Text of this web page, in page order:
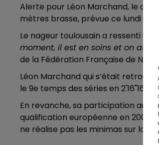
Alerte pour Léon Marchand, le
mètres brasse, prévue ce lundi soir,
Le nageur toulousain a ressenti
moment, il est en soins et on
de la Fédération Française de
Léon Marchand qui s’était
le 9e temps des séries en 2'16"16.
En revanche, sa participation aux
qualification européenne en 200m
ne réalise pas les minimas sur la